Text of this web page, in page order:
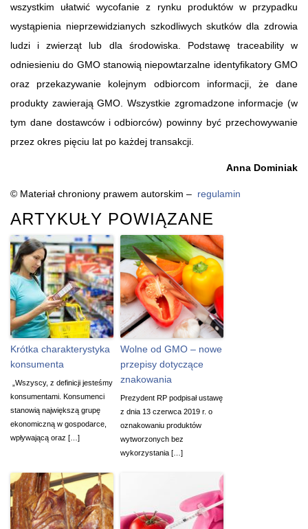
wszystkim ułatwić wycofanie z rynku produktów w przypadku
wystąpienia nieprzewidzianych szkodliwych skutków dla zdrowia
ludzi i zwierząt lub dla środowiska. Podstawę traceability w
odniesieniu do GMO stanowią niepowtarzalne identyfikatory GMO
oraz przekazywanie kolejnym odbiorcom informacji, że dane
produkty zawierają GMO. Wszystkie zgromadzone informacje (w
tym dane dostawców i odbiorców) powinny być przechowywanie
przez okres pięciu lat po każdej transakcji.
Anna Dominiak
© Materiał chroniony prawem autorskim – regulamin
ARTYKUŁY POWIĄZANE
Krótka charakterystyka
konsumenta
„Wszyscy, z definicji jesteśmy
konsumentami. Konsumenci
stanowią największą grupę
ekonomiczną w gospodarce,
wpływającą oraz […]
Wolne od GMO – nowe
przepisy dotyczące
znakowania
Prezydent RP podpisał ustawę
z dnia 13 czerwca 2019 r. o
oznakowaniu produktów
wytworzonych bez
wykorzystania […]